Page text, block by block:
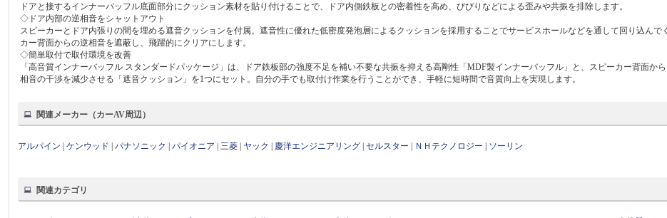
ドアと接するインナーバッフル底面部分にクッション素材を貼り付けることで、ドア内側鉄板との密着性を高め、びびりなどによる歪みや共振を排除します。
◇ドア内部の逆相音をシャットアウト
スピーカーとドア内張りの間を埋める遮音クッションを付属。遮音性に優れた低密度発泡層によるクッションを採用することでサービスホールなどを通して回り込んで
カー背面からの逆相音を遮蔽し、飛躍的にクリアにします。
◇簡単取付で取付環境を改善
「高音質インナーバッフル スタンダードパッケージ」は、ドア鉄板部の強度不足を補い不要な共振を抑える高剛性「MDF製インナーバッフル」と、スピーカー背面か
相音の干渉を減少させる「遮音クッション」を1つにセット。自分の手でも取付け作業を行うことができ、手軽に短時間で音質向上を実現します。
関連メーカー（カーAV周辺）
アルパイン |ケンウッド |パナソニック |パイオニア |三菱 ヤック 慶洋エンジニアリング |セルスター ＮＨテクノロジー ソーリン
関連カテゴリ